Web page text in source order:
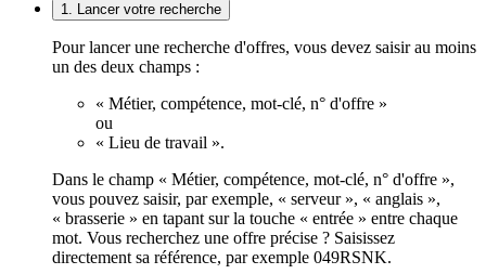
1. Lancer votre recherche
Pour lancer une recherche d'offres, vous devez saisir au moins
un des deux champs :
« Métier, compétence, mot-clé, n° d'offre »
ou
« Lieu de travail ».
Dans le champ « Métier, compétence, mot-clé, n° d'offre »,
vous pouvez saisir, par exemple, « serveur », « anglais »,
« brasserie » en tapant sur la touche « entrée » entre chaque
mot. Vous recherchez une offre précise ? Saisissez
directement sa référence, par exemple 049RSNK.